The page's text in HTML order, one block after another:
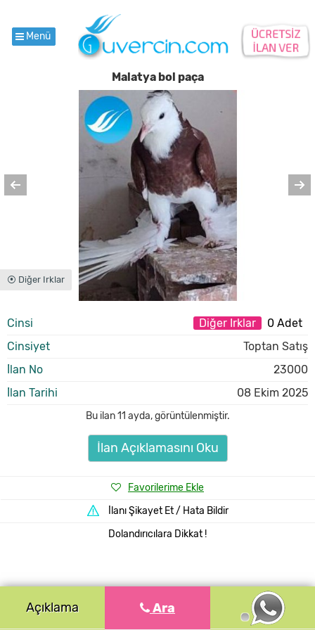
Menü
Malatya bol paça
⦿ Diğer Irklar
Cinsi Diğer Irklar
0 Adet
Cinsiyet
Toptan Satış
İlan No
23000
İlan Tarihi
08 Ekim 2025
Bu ilan11 ayda,görüntülenmiştir.
İlan Açıklamasını Oku
Favorilerime Ekle
İlanı Şikayet Et / Hata Bildir
Dolandırıcılara Dikkat !
Açıklama Ara